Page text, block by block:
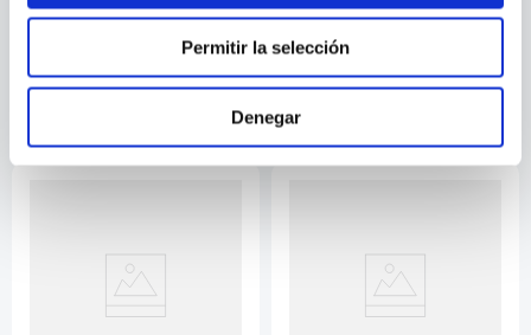
Permitir la selección
Denegar
DE LAS PEQUENAS COSAS DENTRO DE MI